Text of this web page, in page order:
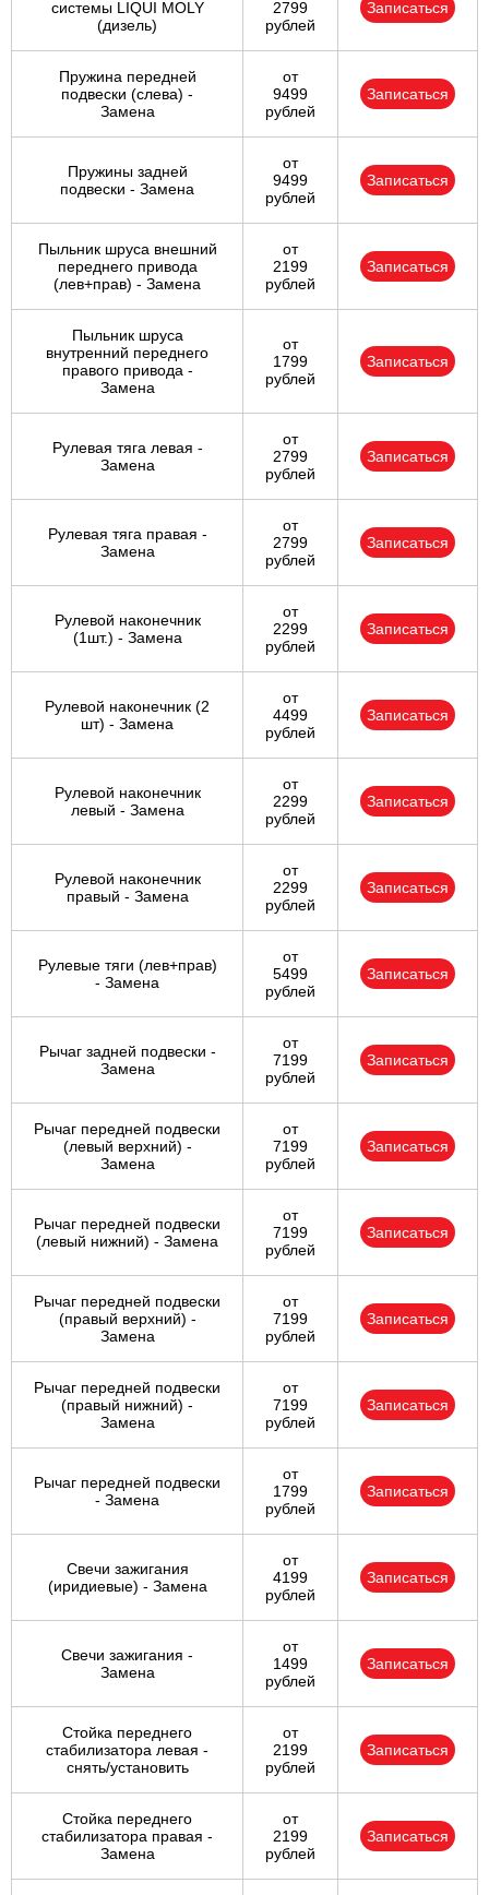
системы LIQUI MOLY
(дизель)
2799
рублей
Записаться
Пружина передней
подвески (слева) -
Замена
от
9499
рублей
Записаться
Пружины задней
подвески - Замена
от
9499
рублей
Записаться
Пыльник шруса внешний
переднего привода
(лев+прав) - Замена
от
2199
рублей
Записаться
Пыльник шруса
внутренний переднего
правого привода -
Замена
от
1799
рублей
Записаться
Рулевая тяга левая -
Замена
от
2799
рублей
Записаться
Рулевая тяга правая -
Замена
от
2799
рублей
Записаться
Рулевой наконечник
(1шт.) - Замена
от
2299
рублей
Записаться
Рулевой наконечник (2
шт) - Замена
от
4499
рублей
Записаться
Рулевой наконечник
левый - Замена
от
2299
рублей
Записаться
Рулевой наконечник
правый - Замена
от
2299
рублей
Записаться
Рулевые тяги (лев+прав)
- Замена
от
5499
рублей
Записаться
Рычаг задней подвески -
Замена
от
7199
рублей
Записаться
Рычаг передней подвески
(левый верхний) -
Замена
от
7199
рублей
Записаться
Рычаг передней подвески
(левый нижний) - Замена
от
7199
рублей
Записаться
Рычаг передней подвески
(правый верхний) -
Замена
от
7199
рублей
Записаться
Рычаг передней подвески
(правый нижний) -
Замена
от
7199
рублей
Записаться
Рычаг передней подвески
- Замена
от
1799
рублей
Записаться
Свечи зажигания
(иридиевые) - Замена
от
4199
рублей
Записаться
Свечи зажигания -
Замена
от
1499
рублей
Записаться
Стойка переднего
стабилизатора левая -
снять/установить
от
2199
рублей
Записаться
Стойка переднего
стабилизатора правая -
Замена
от
2199
рублей
Записаться